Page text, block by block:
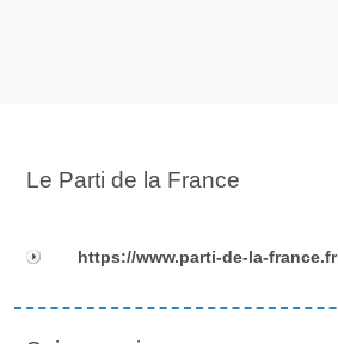
Le Parti de la France
https://www.parti-de-la-france.fr